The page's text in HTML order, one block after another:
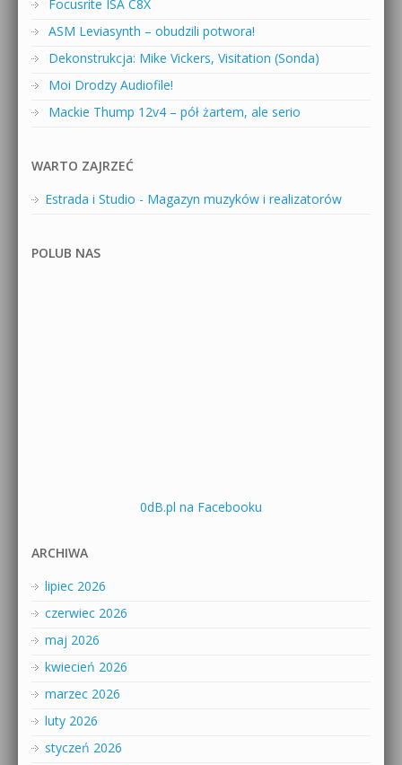
Focusrite ISA C8X
ASM Leviasynth – obudzili potwora!
Dekonstrukcja: Mike Vickers, Visitation (Sonda)
Moi Drodzy Audiofile!
Mackie Thump 12v4 – pół żartem, ale serio
WARTO ZAJRZEĆ
Estrada i Studio - Magazyn muzyków i realizatorów
POLUB NAS
0dB.pl na Facebooku
ARCHIWA
lipiec 2026
czerwiec 2026
maj 2026
kwiecień 2026
marzec 2026
luty 2026
styczeń 2026